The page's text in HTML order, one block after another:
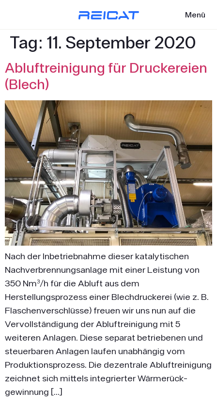
Menü
Tag: 11. September 2020
Abluftreinigung für Druckereien
(Blech)
Nach der Inbetriebnahme dieser katalytischen
Nachverbrennungsanlage mit einer Leistung von
350 Nm³/h für die Abluft aus dem
Herstellungsprozess einer Blechdruckerei (wie z. B.
Flaschenverschlüsse) freuen wir uns nun auf die
Vervollständigung der Abluftreinigung mit 5
weiteren Anlagen. Diese separat betriebenen und
steuerbaren Anlagen laufen unabhängig vom
Produktionsprozess. Die dezentrale Abluftreinigung
zeichnet sich mittels integrierter Wärmerück­
gewinnung […]